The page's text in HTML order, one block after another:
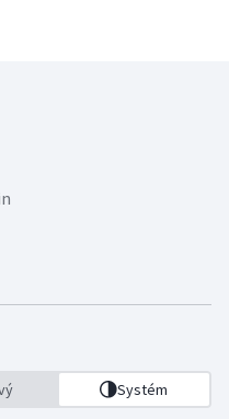
Systém